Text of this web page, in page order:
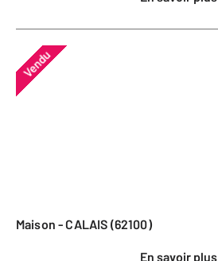
Vendu
Maison - CALAIS (62100)
En savoir plus